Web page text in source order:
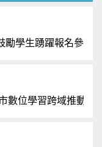
勵學生踴躍報名參加
數位學習跨域推動計